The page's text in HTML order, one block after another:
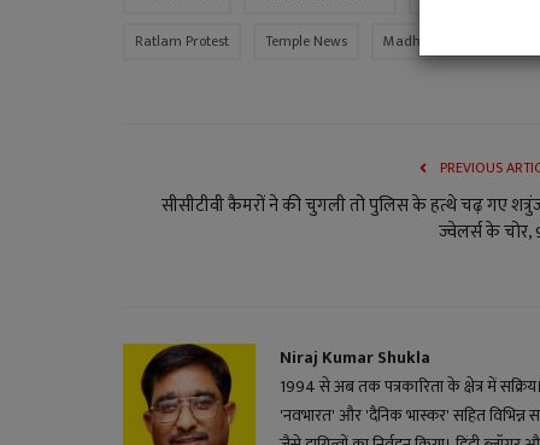
Ratlam Protest
Temple News Madhya Pradesh News
PREVIOUS
सीसीटीवी कैमरों ने की चुगली तो पुलिस के हत्थे चढ़ गए
ज्वेलर्स के चोर,
Niraj Kumar Shukla
1994 से अब तक पत्रकारिता के क्षेत्र में
'नवभारत' और 'दैनिक भास्कर' सहित विभिन्न